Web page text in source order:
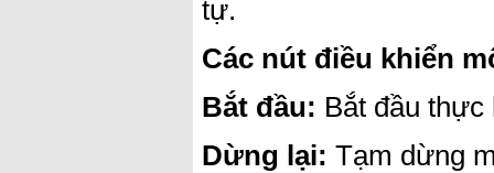
tự.
Các nút điều khiển
Bắt đầu: Bắt đầu thực
Dừng lại: Tạm dừng